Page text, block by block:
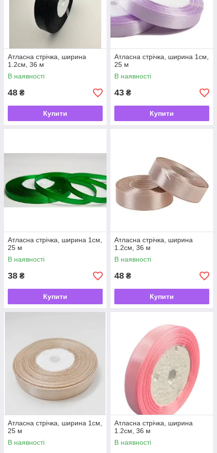
Атласна стрічка, ширина
1.2см, 36 м
В наявності
48 ₴
Купити
Атласна стрічка, ширина 1см,
25 м
В наявності
43 ₴
Купити
Атласна стрічка, ширина 1см,
25 м
В наявності
38 ₴
Купити
Атласна стрічка, ширина
1.2см, 36 м
В наявності
48 ₴
Купити
Атласна стрічка, ширина 1см,
25 м
В наявності
Атласна стрічка, ширина
1.2см, 36 м
В наявності